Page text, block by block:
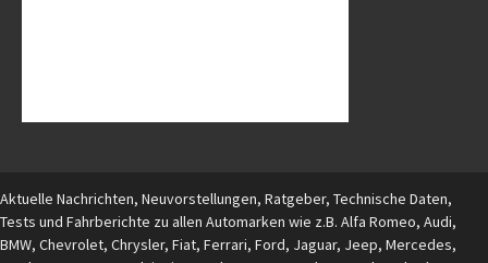
Aktuelle Nachrichten, Neuvorstellungen, Ratgeber, Technische Daten,
Tests und Fahrberichte zu allen Automarken wie z.B. Alfa Romeo, Audi,
BMW, Chevrolet, Chrysler, Fiat, Ferrari, Ford, Jaguar, Jeep, Mercedes,